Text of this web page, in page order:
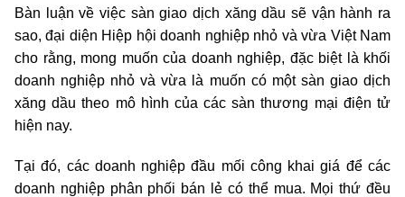
Bàn luận về việc sàn giao dịch xăng dầu sẽ vận hành ra
sao, đại diện Hiệp hội doanh nghiệp nhỏ và vừa Việt Nam
cho rằng, mong muốn của doanh nghiệp, đặc biệt là khối
doanh nghiệp nhỏ và vừa là muốn có một sàn giao dịch
xăng dầu theo mô hình của các sàn thương mại điện tử
hiện nay.
Tại đó, các doanh nghiệp đầu mối công khai giá để các
doanh nghiệp phân phối bán lẻ có thể mua. Mọi thứ đều